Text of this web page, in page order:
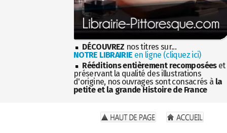
DÉCOUVREZ nos titres sur...
NOTRE LIBRAIRIE en ligne (cliquez ici)
Rééditions entièrement recomposéeset
préservant la qualité des illustrations
d'origine, nos ouvrages sont consacrés à la
petite et la grande Histoire de France